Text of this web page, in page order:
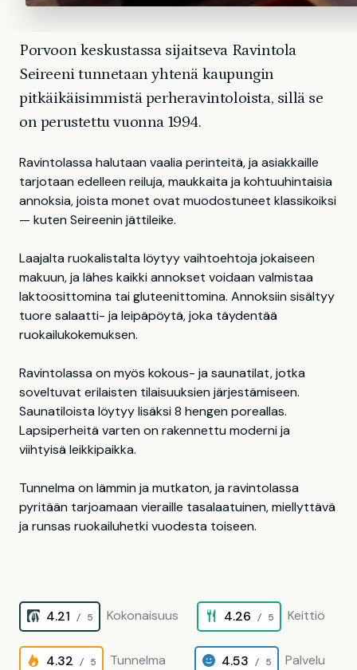
Porvoon keskustassa sijaitseva Ravintola
Seireeni tunnetaan yhtenä kaupungin
pitkäikäisimmistä perheravintoloista, sillä se
on perustettu vuonna 1994.
Ravintolassa halutaan vaalia perinteitä, ja asiakkaille
tarjotaan edelleen reiluja, maukkaita ja kohtuuhintaisia
annoksia, joista monet ovat muodostuneet klassikoiksi
— kuten Seireenin jättileike.
Laajalta ruokalistalta löytyy vaihtoehtoja jokaiseen
makuun, ja lähes kaikki annokset voidaan valmistaa
laktoosittomina tai gluteenittomina. Annoksiin sisältyy
tuore salaatti- ja leipäpöytä, joka täydentää
ruokailukokemuksen.
Ravintolassa on myös kokous- ja saunatilat, jotka
soveltuvat erilaisten tilaisuuksien järjestämiseen.
Saunatiloista löytyy lisäksi 8 hengen poreallas.
Lapsiperheitä varten on rakennettu moderni ja
viihtyisä leikkipaikka.
Tunnelma on lämmin ja mutkaton, ja ravintolassa
pyritään tarjoamaan vieraille tasalaatuinen, miellyttävä
ja runsas ruokailuhetki vuodesta toiseen.
4.21 / 5 Kokonaisuus 4.26 / 5 Keittiö
4.32 / 5 Tunnelma 4.53 / 5 Palvelu